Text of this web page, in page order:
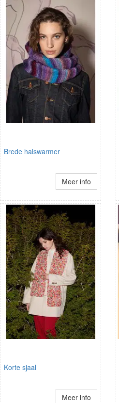
Brede halswarmer
Meer info
Korte sjaal
Meer info